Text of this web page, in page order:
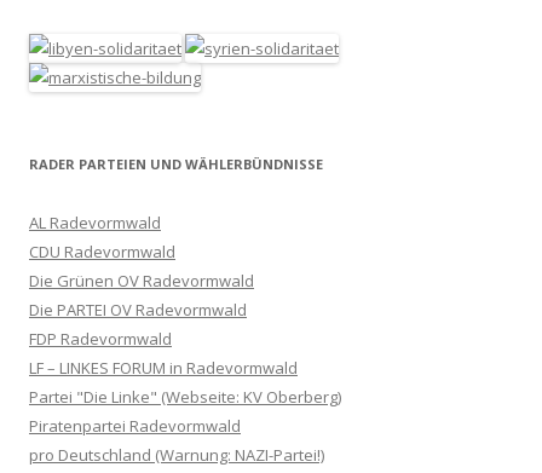
RADER PARTEIEN UND WÄHLERBÜNDNISSE
AL Radevormwald
CDU Radevormwald
Die Grünen OV Radevormwald
Die PARTEI OV Radevormwald
FDP Radevormwald
LF – LINKES FORUM in Radevormwald
Partei "Die Linke" (Webseite: KV Oberberg)
Piratenpartei Radevormwald
pro Deutschland (Warnung: NAZI-Partei!)